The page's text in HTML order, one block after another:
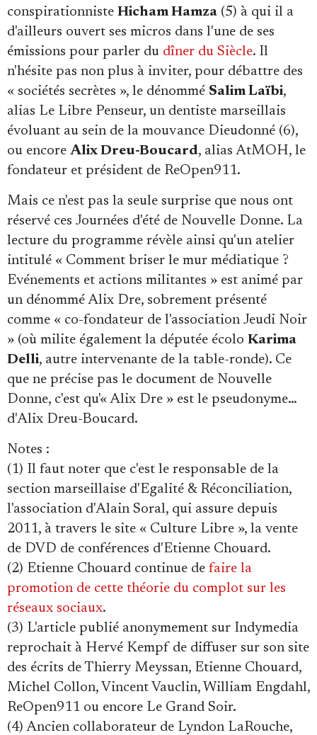
conspirationniste Hicham Hamza (5) à qui il a
d'ailleurs ouvert ses micros dans l'une de ses
émissions pour parler du dîner du Siècle. Il
n'hésite pas non plus à inviter, pour débattre des
« sociétés secrètes », le dénommé Salim Laïbi,
alias Le Libre Penseur, un dentiste marseillais
évoluant au sein de la mouvance Dieudonné (6),
ou encore Alix Dreu-Boucard, alias AtMOH, le
fondateur et président de ReOpen911.
Mais ce n'est pas la seule surprise que nous ont
réservé ces Journées d'été de Nouvelle Donne. La
lecture du programme révèle ainsi qu'un atelier
intitulé « Comment briser le mur médiatique ?
Evénements et actions militantes » est animé par
un dénommé Alix Dre, sobrement présenté
comme « co-fondateur de l'association Jeudi Noir
» (où milite également la députée écolo Karima
Delli, autre intervenante de la table-ronde). Ce
que ne précise pas le document de Nouvelle
Donne, c'est qu'« Alix Dre » est le pseudonyme…
d'Alix Dreu-Boucard.
Notes :
(1) Il faut noter que c'est le responsable de la
section marseillaise d'Egalité & Réconciliation,
l'association d'Alain Soral, qui assure depuis
2011, à travers le site « Culture Libre », la vente
de DVD de conférences d'Etienne Chouard.
(2) Etienne Chouard continue de faire la
promotion de cette théorie du complot sur les
réseaux sociaux.
(3) L'article publié anonymement sur Indymedia
reprochait à Hervé Kempf de diffuser sur son site
des écrits de Thierry Meyssan, Etienne Chouard,
Michel Collon, Vincent Vauclin, William Engdahl,
ReOpen911 ou encore Le Grand Soir.
(4) Ancien collaborateur de Lyndon LaRouche,